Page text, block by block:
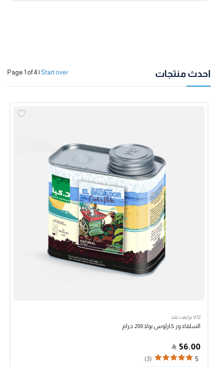
احدث منتجات Page 1 of 4 | Start over
V12 برايفت بلند
السلفادور كارلوس بولا 200 جرام
56.00
5
(3)